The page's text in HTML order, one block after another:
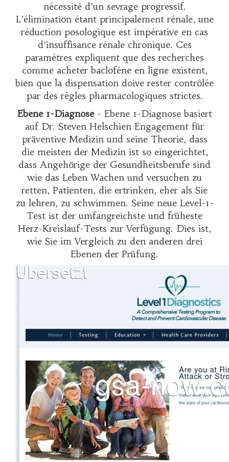
nécessité d’un sevrage progressif.
L’élimination étant principalement rénale, une
réduction posologique est impérative en cas
d’insuffisance rénale chronique. Ces
paramètres expliquent que des recherches
comme acheter baclofène en ligneexistent,
bien que la dispensation doive rester contrôlée
par des règles pharmacologiques strictes.
Ebene 1-Diagnose- Ebene 1-Diagnose basiert
auf Dr. Steven Helschien Engagement für
präventive Medizin und seine Theorie, dass
die meisten der Medizin ist so eingerichtet,
dass Angehörige der Gesundheitsberufe sind
wie das Leben Wachen und versuchen zu
retten, Patienten, die ertrinken, eher als Sie
zu lehren, zu schwimmen. Seine neue Level-1-
Test ist der umfangreichste und früheste
Herz-Kreislauf-Tests zur Verfügung. Dies ist,
wie Sie im Vergleich zu den anderen drei
Ebenen der Prüfung.